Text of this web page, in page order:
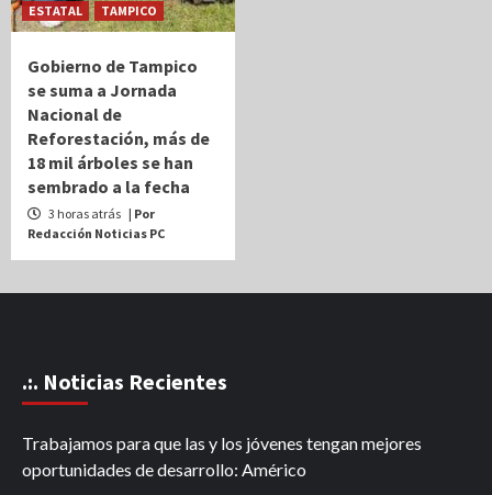
ESTATAL TAMPICO
Gobierno de Tampico
se suma a Jornada
Nacional de
Reforestación, más de
18 mil árboles se han
sembrado a la fecha
3 horas atrás | Por
Redacción Noticias PC
.:. Noticias Recientes
Trabajamos para que las y los jóvenes tengan mejores
oportunidades de desarrollo: Américo